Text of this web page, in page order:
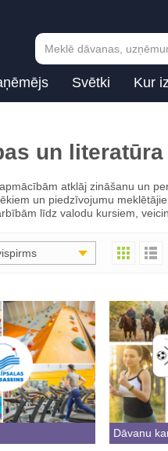
Svētki Kur
un
atklāj zināšanu un
un piedzīvojumu
līdz valodu kursiem,
Dāvanu